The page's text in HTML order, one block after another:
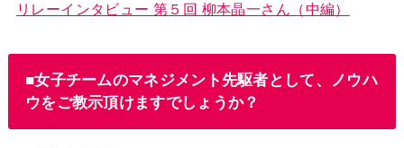
リレーインタビュー 第５回 柳本晶一さん（中編）
■女子チームのマネジメント先駆者として、ノウハ
ウをご教示頂けますでしょうか？